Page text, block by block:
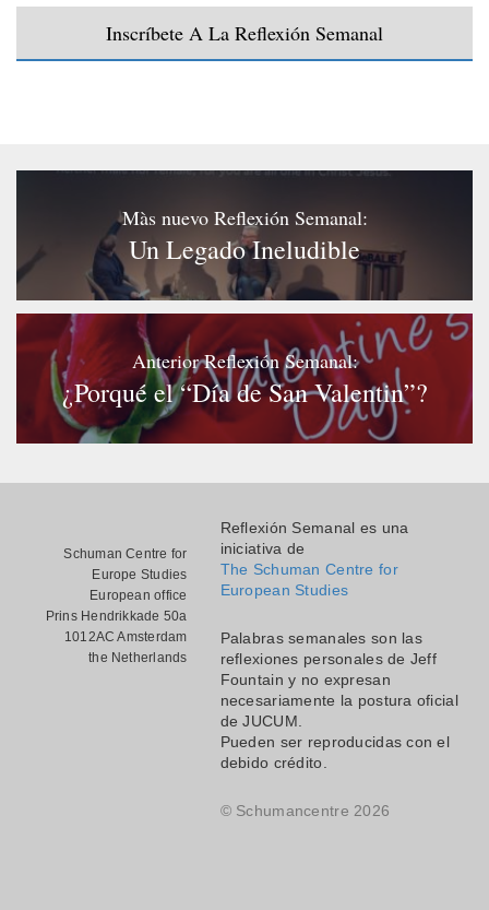
Inscríbete A La Reflexión Semanal
Màs nuevo Reflexión Semanal:
Un Legado Ineludible
Anterior Reflexión Semanal:
¿Porqué el “Día de San Valentin”?
Schuman Centre for
Europe Studies
European office
Prins Hendrikkade 50a
1012AC Amsterdam
the Netherlands
Reflexión Semanal es una
iniciativa de
The Schuman Centre for
European Studies
Palabras semanales son las
reflexiones personales de Jeff
Fountain y no expresan
necesariamente la postura oficial
de JUCUM.
Pueden ser reproducidas con el
debido crédito.
© Schumancentre 2026